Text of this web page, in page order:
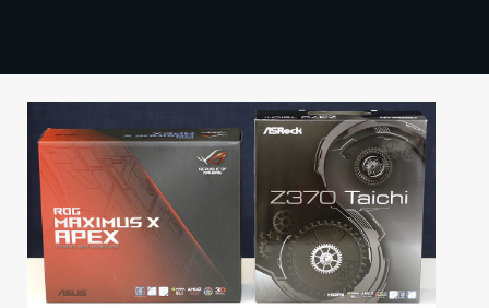
TECHBBS
TIETOA
HINTA.FI
KAUPPA
VAIHDA TEEMA